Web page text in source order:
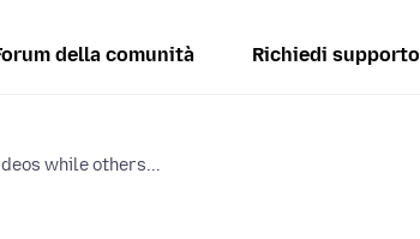
della comunità Richiedi supporto
while others...